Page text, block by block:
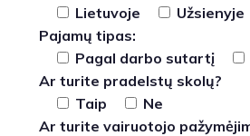
Lietuvoje
Užsienyje
Pajamų tipas:
Pagal darbo sutartį
Ar turite pradelstų skolų?
Taip
Ne
Ar turite vairuotojo